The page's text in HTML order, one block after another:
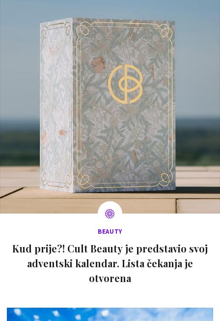
BEAUTY
Kud prije?! Cult Beauty je predstavio svoj
adventski kalendar. Lista čekanja je
otvorena